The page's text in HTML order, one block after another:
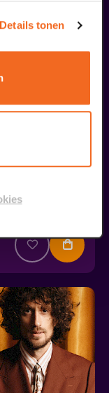
Details tonen